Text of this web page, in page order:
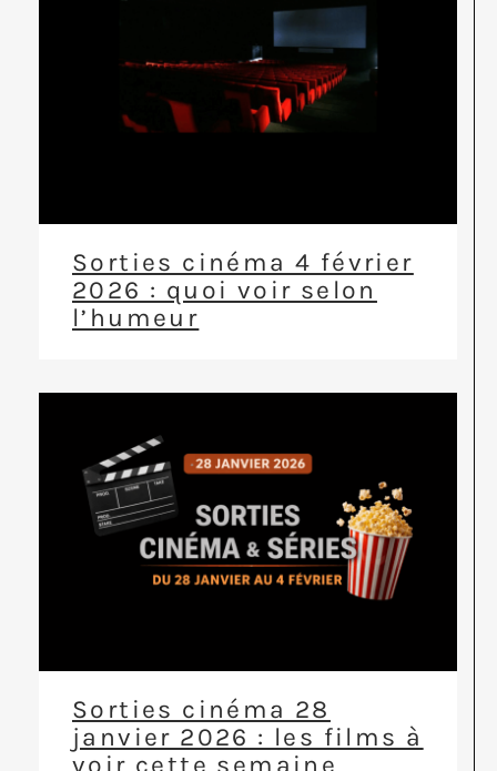
Sorties cinéma 4 février
2026 : quoi voir selon
l’humeur
Sorties cinéma 28
janvier 2026 : les films à
voir cette semaine